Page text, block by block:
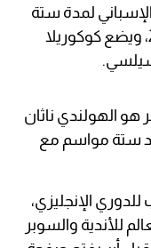
لمدة ستة
مواسم، ليستمر عقده حتى يونيو 2032، ويضع كوكوريلا
الهولندي ناثان
ستة مواسم مع
الإنجليزي،
للأندية والسوبر